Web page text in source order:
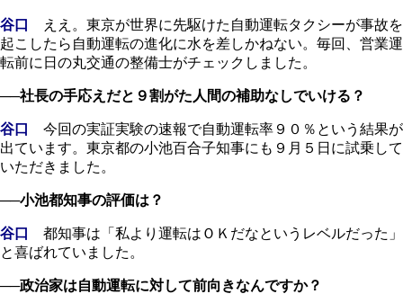
谷口
ええ。東京が世界に先駆けた自動運転タクシーが事故を
起こしたら自動運転の進化に水を差しかねない。毎回、営業運
転前に日の丸交通の整備士がチェックしました。
──社長の手応えだと９割がた人間の補助なしでいける？
谷口
今回の実証実験の速報で自動運転率９０％という結果が
出ています。東京都の小池百合子知事にも９月５日に試乗して
いただきました。
──小池都知事の評価は？
谷口
都知事は「私より運転はＯＫだなというレベルだった」
と喜ばれていました。
──政治家は自動運転に対して前向きなんですか？